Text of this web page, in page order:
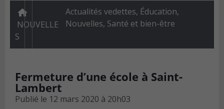
NOUVELLE
S
Actualités vedettes, Éducation,
Nouvelles, Santé et bien-être
Fermeture d’une école à Saint-
Lambert
Publié le 12 mars 2020 à 20h03